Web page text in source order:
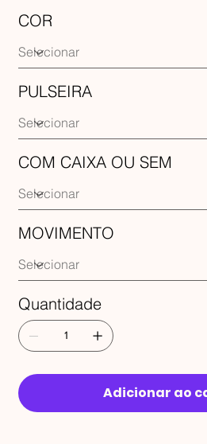
COR
PULSEIRA
COM CAIXA OU SEM
MOVIMENTO
Quantidade
Adicionar ao